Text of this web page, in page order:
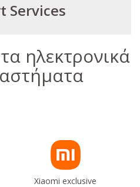
Services
ηλεκτρονικά
Xiaomi exclusive